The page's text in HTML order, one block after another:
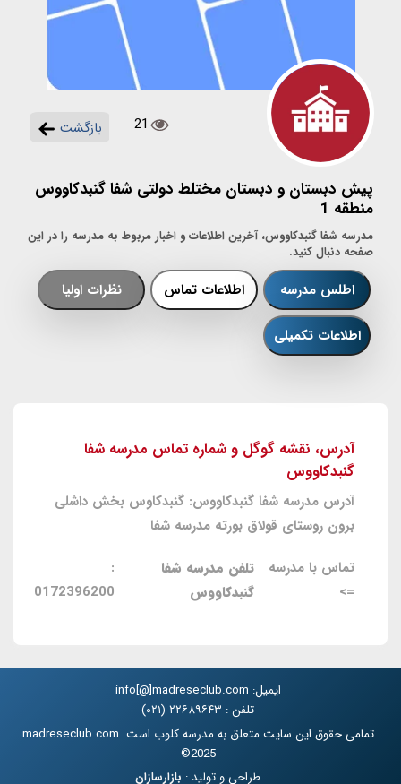
بازگشت 21
پیش دبستان و دبستان مختلط دولتی شفا گنبدکاووس
منطقه 1
مدرسه شفا گنبدکاووس، آخرین اطلاعات و اخبار مربوط به مدرسه را در این
صفحه دنبال کنید.
اطلس مدرسه اطلاعات تماس نظرات اولیا
اطلاعات تکمیلی
آدرس، نقشه گوگل و شماره تماس مدرسه شفا
گنبدکاووس
آدرس مدرسه شفا گنبدکاووس: گنبدکاوس بخش داشلی
برون روستای قولاق بورته مدرسه شفا
تماس با مدرسه
=>
تلفن مدرسه شفا
گنبدکاووس
:
0172396200
ایمیل: info[@]madreseclub.com
تلفن : ۲۲۶۸۹۶۴۳ (۰۲۱)
تمامی حقوق این سایت متعلق به مدرسه کلوب است. madreseclub.com
2025©
طراحی و تولید : بازارسازان